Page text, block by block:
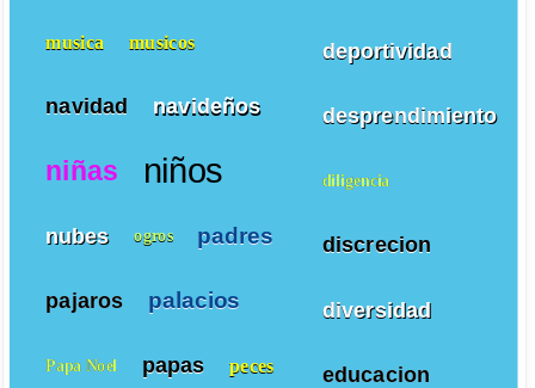
deportividad
desprendimiento
diligencia
discrecion
diversidad
educacion
musica musicos
navidad navideños
niñas niños
nubes ogros padres
pajaros palacios
Papa Noel papas peces